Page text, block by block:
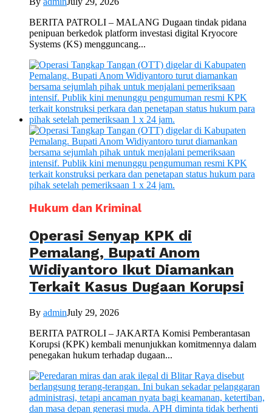
BERITA PATROLI – MALANG Dugaan tindak pidana
penipuan berkedok platform investasi digital Kryocore
Systems (KS) mengguncang...
Hukum dan Kriminal
Operasi Senyap KPK di
Pemalang, Bupati Anom
Widiyantoro Ikut Diamankan
Terkait Kasus Dugaan Korupsi
By adminJuly 29, 2026
BERITA PATROLI – JAKARTA Komisi Pemberantasan
Korupsi (KPK) kembali menunjukkan komitmennya dalam
penegakan hukum terhadap dugaan...